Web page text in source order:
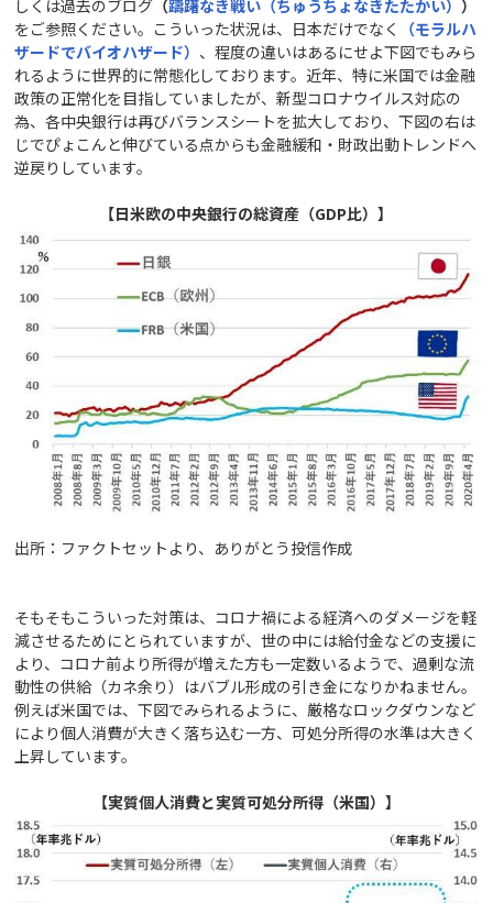
しくは過去のブログ （躊躇なき戦い（ちゅうちょなきたたかい） ）
をご参照ください。こういった状況は、日本だけでなく
（モラルハ
ザードでバイオハザード） 、程度の違いはあるにせよ下図でもみら
れるように世界的に常態化しております。近年、特に米国では金融
政策の正常化を目指していましたが、新型コロナウイルス対応の
為、各中央銀行は再びバランスシートを拡大しており、下図の右は
じでぴょこんと伸びている点からも金融緩和・財政出動トレンドへ
逆戻りしています。
【日米欧の中央銀行の総資産（GDP比）】
出所：ファクトセットより、ありがとう投信作成
そもそもこういった対策は、コロナ禍による経済へのダメージを軽
減させるためにとられていますが、世の中には給付金などの支援に
より、コロナ前より所得が増えた方も一定数いるようで、過剰な流
動性の供給（カネ余り）はバブル形成の引き金になりかねません。
例えば米国では、下図でみられるように、厳格なロックダウンなど
により個人消費が大きく落ち込む一方、可処分所得の水準は大きく
上昇しています。
【実質個人消費と実質可処分所得（米国）】